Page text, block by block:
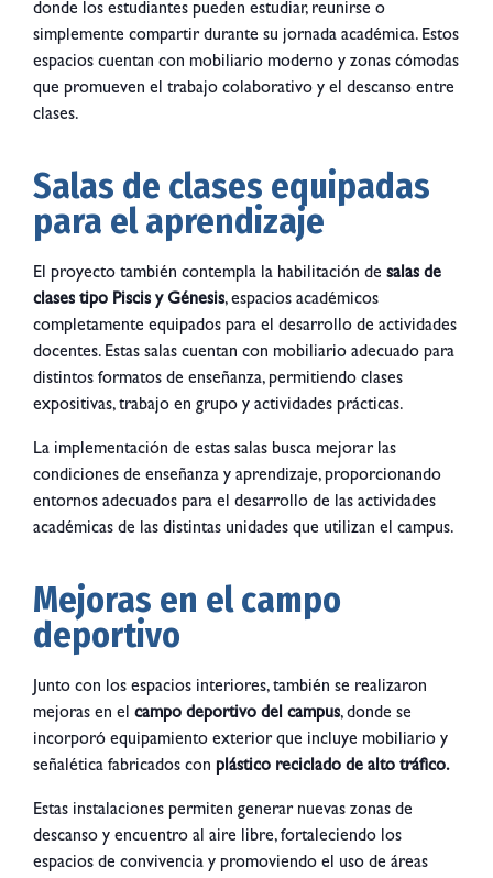
donde los estudiantes pueden estudiar, reunirse o
simplemente compartir durante su jornada académica. Estos
espacios cuentan con mobiliario moderno y zonas cómodas
que promueven el trabajo colaborativo y el descanso entre
clases.
Salas de clases equipadas
para el aprendizaje
El proyecto también contempla la habilitación de salas de
clases tipo Piscis y Génesis, espacios académicos
completamente equipados para el desarrollo de actividades
docentes. Estas salas cuentan con mobiliario adecuado para
distintos formatos de enseñanza, permitiendo clases
expositivas, trabajo en grupo y actividades prácticas.
La implementación de estas salas busca mejorar las
condiciones de enseñanza y aprendizaje, proporcionando
entornos adecuados para el desarrollo de las actividades
académicas de las distintas unidades que utilizan el campus.
Mejoras en el campo
deportivo
Junto con los espacios interiores, también se realizaron
mejoras en el campo deportivo del campus, donde se
incorporó equipamiento exterior que incluye mobiliario y
señalética fabricados con plástico reciclado de alto tráfico.
Estas instalaciones permiten generar nuevas zonas de
descanso y encuentro al aire libre, fortaleciendo los
espacios de convivencia y promoviendo el uso de áreas